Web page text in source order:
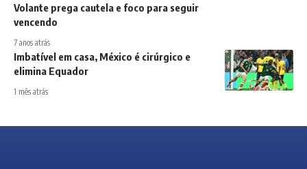
Volante prega cautela e foco para seguir
vencendo
7 anos atrás
Imbatível em casa, México é cirúrgico e
elimina Equador
1 mês atrás